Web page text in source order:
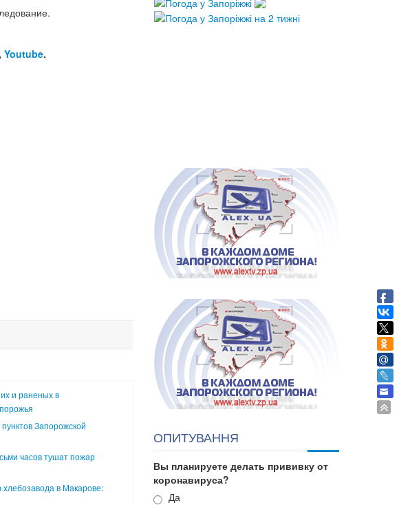
, Youtube.
и раненых в
Запорожской
часов тушат пожар
в Макарове:
ОПИТУВАННЯ
Вы планируете делать прививку от
коронавируса?
Варианты
Да